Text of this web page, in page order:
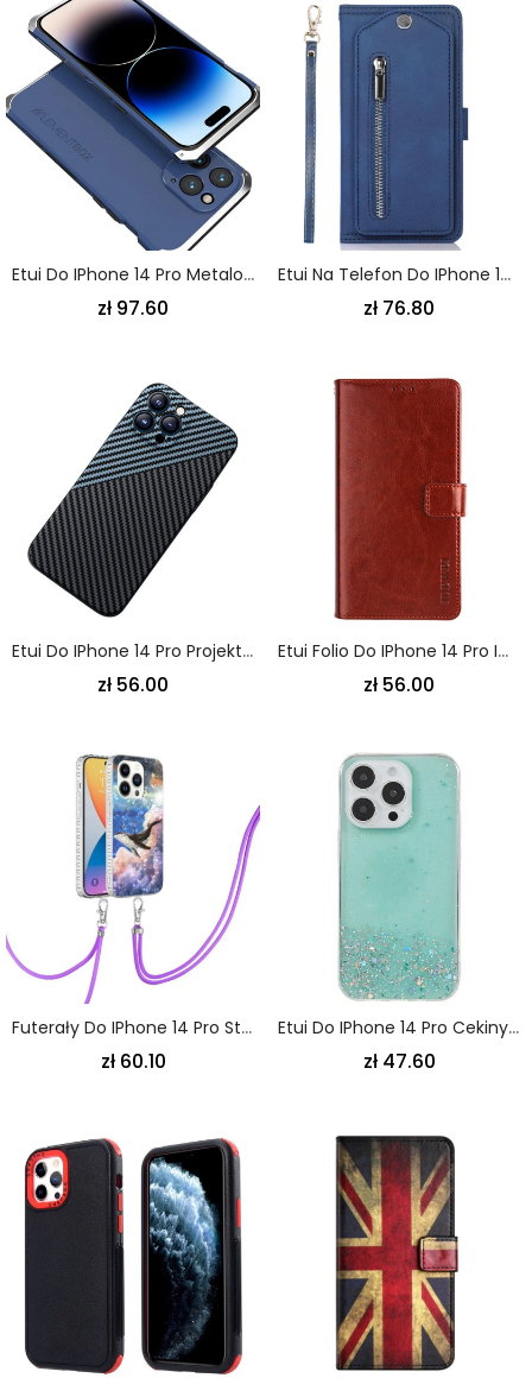
Etui Do IPhone 14 Pro Metalowa Rama
zł 97.60
Etui Na Telefon Do IPhone 14 Pro Etui Folio Lustrzana Kieszonka Z Przodu
zł 76.80
Etui Do IPhone 14 Pro Projekt Z Włókna Węglowego
zł 56.00
Etui Folio Do IPhone 14 Pro Imitacja Skóry Idewei
zł 56.00
Futerały Do IPhone 14 Pro Stylizowany Wieloryb
zł 60.10
Etui Do IPhone 14 Pro Cekiny Premium
zł 47.60